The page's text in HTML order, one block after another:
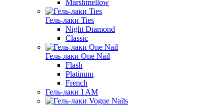
Marshmellow
Гель-лаки Ties
Night Diamond
Classic
Гель-лаки One Nail
Flash
Platinum
French
Гель-лаки I AM